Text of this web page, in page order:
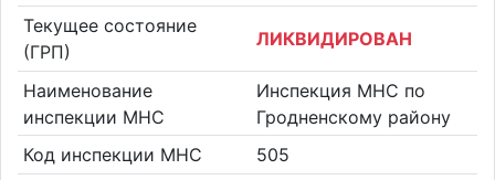
Текущее состояние
(ГРП)
ЛИКВИДИРОВАН
Наименование
инспекции МНС
Инспекция МНС по
Гродненскому району
Код инспекции МНС
505